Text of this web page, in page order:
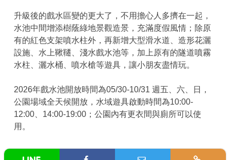
升級後的戲水區變的更大了，不用擔心人多擠在一起，
水池中間增添樹蔭綠地景觀造景，充滿度假風情；除原
有的紅色支架噴水柱外，再新增大型滑水道、造形花灑
設施、水上鞦韆、淺水戲水池等，加上原有的隧道噴霧
水柱、灑水桶、噴水槍等遊具，讓小朋友盡情玩。
2026年戲水池開放時間為05/30-10/31 週五、六、日，
公園場域全天候開放，水域遊具啟動時間為10:00-
12:00、14:00-19:00；公園內有更衣間與廁所可以使
用。